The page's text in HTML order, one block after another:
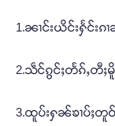
1.ၼၢင်းယိင်းႁႅင်းၵ
2.သဵင်ၵွင်ႈတႅၵ်ႇတီႈ
3.ထူပ်းႁၼ်ၶၢပ်ႈတူ